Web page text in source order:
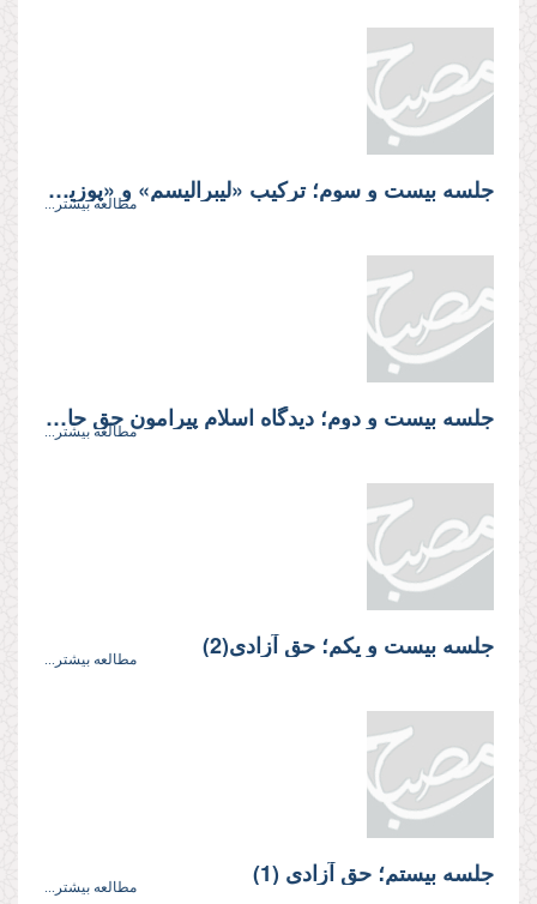
جلسه بیست و سوم؛ تركیب «لیبرالیسم» و «پوزیتیویسم اخلاقى»
مطالعه بیشتر...
جلسه بیست و دوم؛ دیدگاه اسلام پیرامون حق حاكمیت انسان بر انسان
مطالعه بیشتر...
جلسه بیست و یكم؛ حق آزادى(2) مطالعه بیشتر...
جلسه بیستم؛ حق آزادى (1) مطالعه بیشتر...